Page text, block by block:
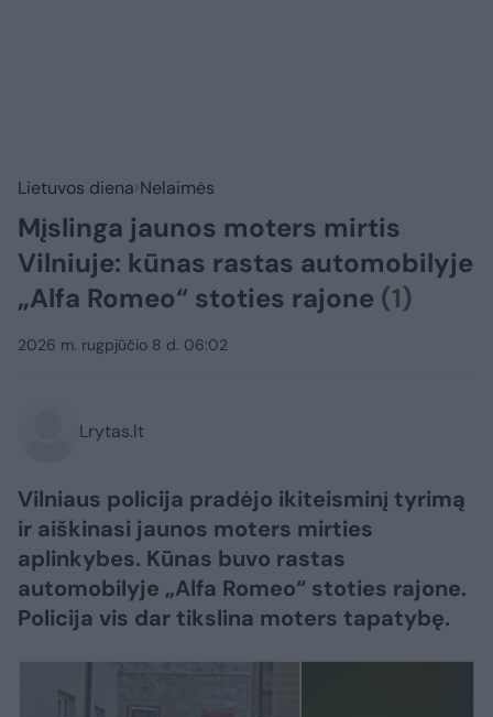
Lietuvos diena Nelaimės
Mįslinga jaunos moters mirtis
Vilniuje: kūnas rastas automobilyje
„Alfa Romeo“ stoties rajone (1)
2026 m. rugpjūčio 8 d. 06:02
Lrytas.lt
Vilniaus policija pradėjo ikiteisminį tyrimą
ir aiškinasi jaunos moters mirties
aplinkybes. Kūnas buvo rastas
automobilyje „Alfa Romeo“ stoties rajone.
Policija vis dar tikslina moters tapatybę.